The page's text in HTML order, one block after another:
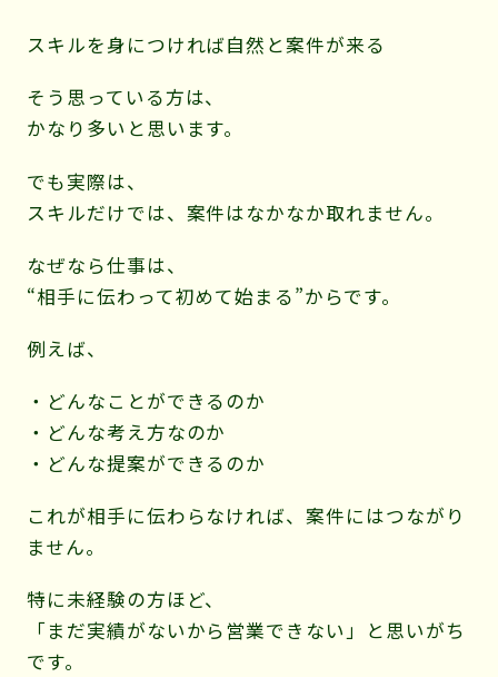
スキルを身につければ自然と案件が来る
そう思っている方は、
かなり多いと思います。
でも実際は、
スキルだけでは、案件はなかなか取れません。
なぜなら仕事は、
“相手に伝わって初めて始まる”からです。
例えば、
・どんなことができるのか
・どんな考え方なのか
・どんな提案ができるのか
これが相手に伝わらなければ、案件にはつながり
ません。
特に未経験の方ほど、
「まだ実績がないから営業できない」と思いがち
です。